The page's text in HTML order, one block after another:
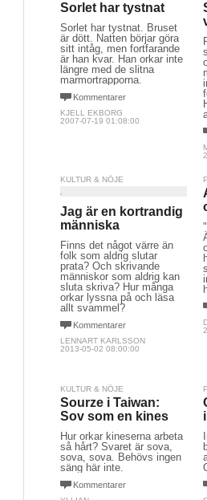
Sorlet har tystnat
Sorlet har tystnat. Bruset
är dött. Natten börjar göra
sitt intåg, men fortfarande
är han kvar. Han orkar inte
längre med de slitna
marmortrapporna.
Kommentarer
KJELL EKBORG
2007-07-19 01:08:00
KULTUR & NÖJE
Jag är en kortrandig
människa
Finns det något värre än
folk som aldrig slutar
prata? Och skrivande
människor som aldrig kan
sluta skriva? Hur många
orkar lyssna på och läsa
allt svammel?
Kommentarer
LENNART KARLSSON
2013-05-02 08:00:00
KULTUR & NÖJE
Sourze i Taiwan:
Sov som en kines
Hur orkar kineserna arbeta
så hårt? Svaret är sova,
sova, sova. Behövs ingen
säng här inte.
Kommentarer